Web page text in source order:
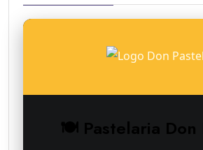
🍽 Pastelaria Don